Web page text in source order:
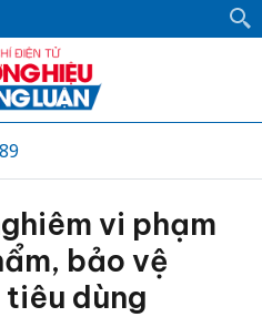
vi phạm
bảo vệ
dùng